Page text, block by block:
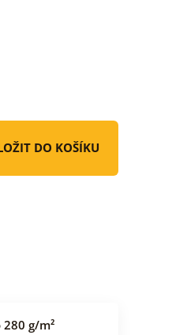
DO KOŠÍKU
g/m²